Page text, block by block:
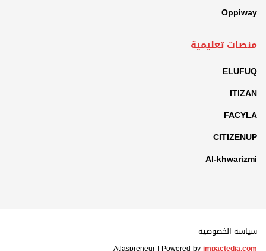
Oppiway
منصات تعليمية
ELUFUQ
ITIZAN
FACYLA
CITIZENUP
Al-khwarizmi
سياسة الخصوصية